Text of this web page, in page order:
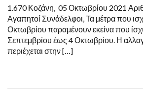
1.670 Κοζάνη, 05 Οκτωβρίου 2021
Αγαπητοί Συνάδελφοι, Τα μέτρα που
Οκτωβρίου παραμένουν εκείνα που
Σεπτεμβρίου έως 4 Οκτωβρίου. Η
περιέχεται στην […]